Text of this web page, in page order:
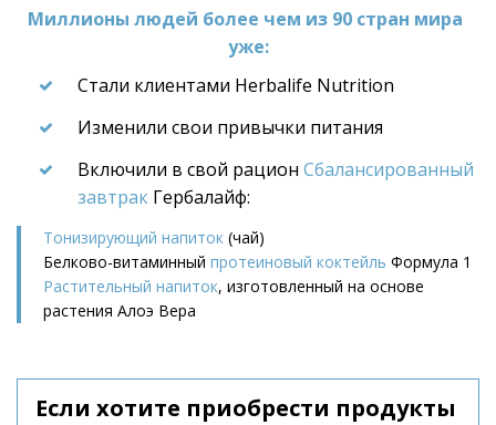
Миллионы людей более чем из 90 стран мира
уже:
Стали клиентами Herbalife Nutrition
Изменили свои привычки питания
Включили в свой рацион Сбалансированный
завтрак Гербалайф:
Тонизирующий напиток (чай)
Белково-витаминный протеиновый коктейль Формула 1
Растительный напиток, изготовленный на основе
растения Алоэ Вера
Если хотите приобрести продукты